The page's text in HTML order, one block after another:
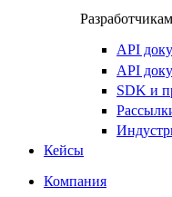
Разработчикам
API
API
SDK и
Кейсы
Компания